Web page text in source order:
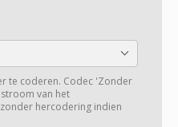
te coderen. Codec 'Zonder
van het
hercodering indien